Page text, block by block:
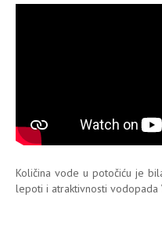
Količina vode u potočiću je
lepoti i atraktivnosti vodopada